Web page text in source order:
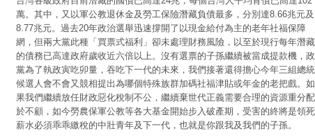
萬。其中，又以軍公教退休金及勞工保險潛藏負債最多，分別達8.66兆元及
8.77兆元。過去20年政治選舉迅速撐開了以現金給付為主的老年社福保障
網，但兩大黨此種「買票式福利」卻未處理財務風險，以至於現行每年潛藏
的債務已高達政府歲收近六倍以上。沒有選票的子孫繼續被當成提款機，政
黨為了執政寅吃卯量，吞吃下一代的未來，我們接著還得擔心今年三組總統
候選人會不會又競相提出為哪個特殊族群加碼社福津貼或年金的老把戲。如
果我們繼續放任財政惡化稅制不公，繼續棄世代正義需要合理的資源重分配
於不顧，如今勞農保軍公教等各大基金開始步入破產期，受害的終將是領死
薪水必須乖乖繳稅的中壯青年及下一代，也就是你跟我及我們的子孫。